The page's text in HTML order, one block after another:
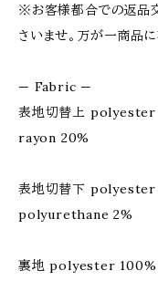
※お客様都合での返品
さいませ。万が一商品
— Fabric —
表地切替上
rayon 20%
表地切替下 polyester
polyurethane 2%
裏地 polyester 100%